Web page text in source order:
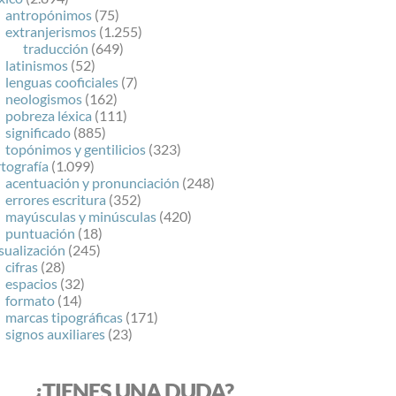
antropónimos (75)
extranjerismos (1.255)
traducción (649)
latinismos (52)
lenguas cooficiales (7)
neologismos (162)
pobreza léxica (111)
significado (885)
topónimos y gentilicios (323)
(1.099)
acentuación y pronunciación (248)
errores escritura (352)
mayúsculas y minúsculas (420)
puntuación (18)
(245)
cifras (28)
espacios (32)
formato (14)
marcas tipográficas (171)
signos auxiliares (23)
¿TIENES UNA DUDA?